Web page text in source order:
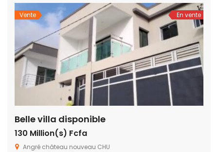
Vente En vente
Belle villa disponible
130 Million(s) Fcfa
Angré château nouveau CHU